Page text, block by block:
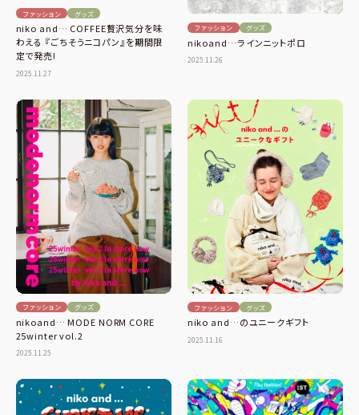
ファッション グッズ
niko and… COFFEE贅沢気分を味
わえる 『ごちそうニコパン』を期間限
定で発売!
2025.11.27
ファッション グッズ
nikoand…ラインニットポロ
2025.11.26
ファッション グッズ
nikoand… MODE NORM CORE
25winter vol.2
2025.11.25
ファッション グッズ
niko and…のユニークギフト
2025.11.16